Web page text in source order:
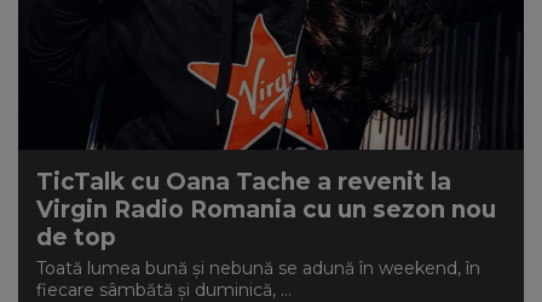
TicTalk cu Oana Tache a revenit la
Virgin Radio Romania cu un sezon nou
de top
Toată lumea bună și nebună se adună în weekend, în
fiecare sâmbătă și duminică, ...